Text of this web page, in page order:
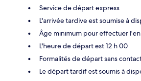
Service de départ express
L'arrivée tardive est soumise à
Âge minimum pour effectuer
L'heure de départ est 12 h 00
Formalités de départ sans
Le départ tardif est soumis à